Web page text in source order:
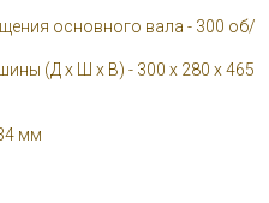
основного вала - 300 об/
(Д х Ш х В) - 300 х 280 х 465
мм